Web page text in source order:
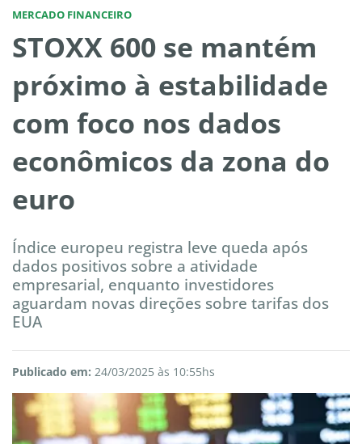
MERCADO FINANCEIRO
STOXX 600 se mantém
próximo à estabilidade
com foco nos dados
econômicos da zona do
euro
Índice europeu registra leve queda após
dados positivos sobre a atividade
empresarial, enquanto investidores
aguardam novas direções sobre tarifas dos
EUA
Publicado em: 24/03/2025 às 10:55hs